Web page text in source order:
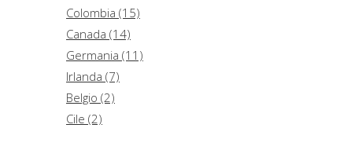
Colombia (15)
Canada (14)
Germania (11)
Irlanda (7)
Belgio (2)
Cile (2)